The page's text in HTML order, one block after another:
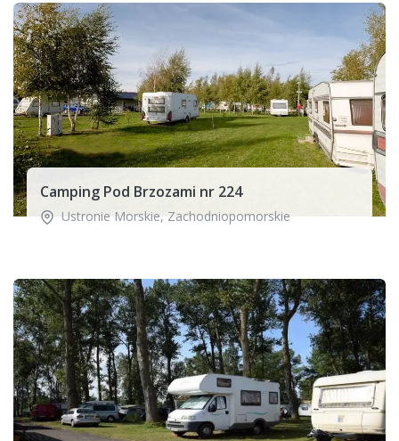
Camping Pod Brzozami nr 224
Ustronie Morskie,Zachodniopomorskie